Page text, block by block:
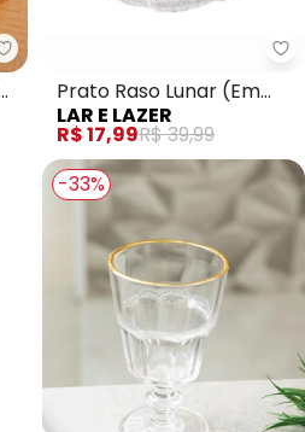
Lar e Lazer - Prato para
Prato Raso Lunar (Em
Vidro) 20cm
LAR E LAZER
R$ 17,99R$ 39,99
-33%